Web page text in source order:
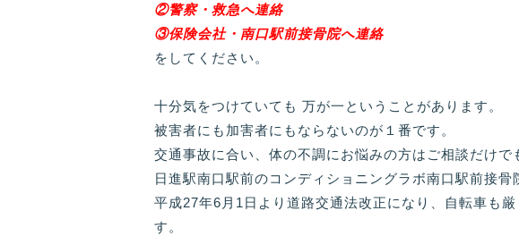
②警察・救急へ連絡
③保険会社・南口駅前接骨院へ連絡
をしてください。
十分気をつけていても 万が一ということがあります。
被害者にも加害者にもならないのが１番です。
交通事故に合い、体の不調にお悩みの方はご相談だけで
日進駅南口駅前のコンディショニングラボ南口駅前接骨
平成27年6月1日より道路交通法改正になり、自転車も
す。